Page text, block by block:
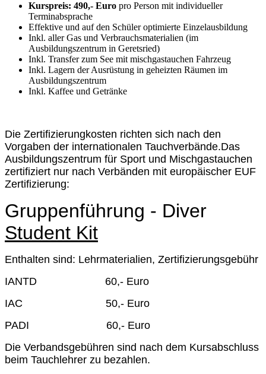
Kurspreis: 490,- Euro pro Person mit individueller
Terminabsprache
Effektive und auf den Schüler optimierte Einzelausbildung
Inkl. aller Gas und Verbrauchsmaterialien (im
Ausbildungszentrum in Geretsried)
Inkl. Transfer zum See mit mischgastauchen Fahrzeug
Inkl. Lagern der Ausrüstung in geheizten Räumen im
Ausbildungszentrum
Inkl. Kaffee und Getränke
Die Zertifizierungkosten richten sich nach den
Vorgaben der internationalen Tauchverbände.Das
Ausbildungszentrum für Sport und Mischgastauchen
zertifiziert nur nach Verbänden mit europäischer EUF
Zertifizierung:
Gruppenführung - Diver
Student Kit
Enthalten sind: Lehrmaterialien, Zertifizierungsgebühr
IANTD 60,- Euro
IAC 50,- Euro
PADI 60,- Euro
Die Verbandsgebühren sind nach dem Kursabschluss
beim Tauchlehrer zu bezahlen.